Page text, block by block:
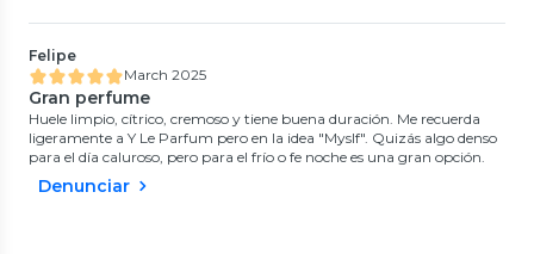
Felipe
March 2025
Gran perfume
Huele limpio, cítrico, cremoso y tiene buena duración. Me recuerda
ligeramente a Y Le Parfum pero en la idea "Myslf". Quizás algo denso
para el día caluroso, pero para el frío o fe noche es una gran opción.
Denunciar